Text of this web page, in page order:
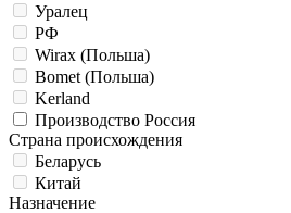
Уралец
РФ
Wirax (Польша)
Bomet (Польша)
Kerland
Производство Россия
Страна происхождения
Беларусь
Китай
Назначение